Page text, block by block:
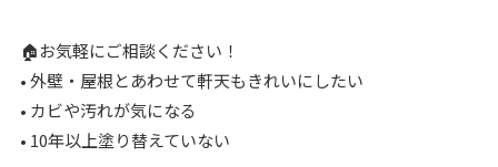
🏠お気軽にご相談ください！
• 外壁・屋根とあわせて軒天もきれいにしたい
• カビや汚れが気になる
• 10年以上塗り替えていない